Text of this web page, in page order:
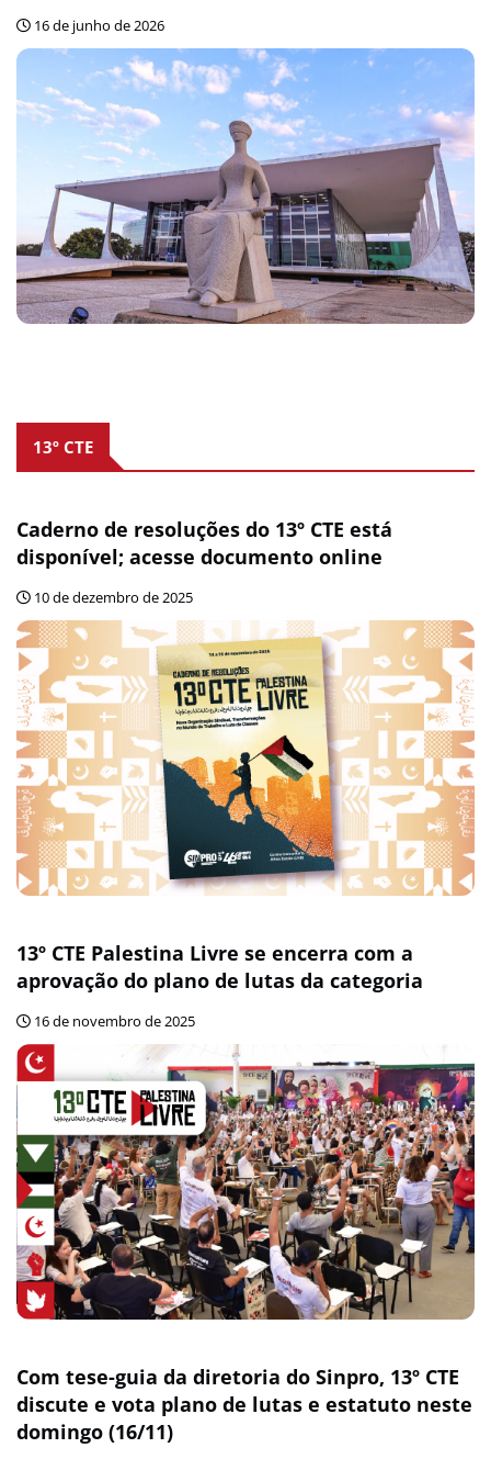
16 de junho de 2026
13º CTE
Caderno de resoluções do 13º CTE está
disponível; acesse documento online
10 de dezembro de 2025
13º CTE Palestina Livre se encerra com a
aprovação do plano de lutas da categoria
16 de novembro de 2025
Com tese-guia da diretoria do Sinpro, 13º CTE
discute e vota plano de lutas e estatuto neste
domingo (16/11)